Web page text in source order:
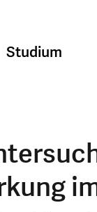
Studium